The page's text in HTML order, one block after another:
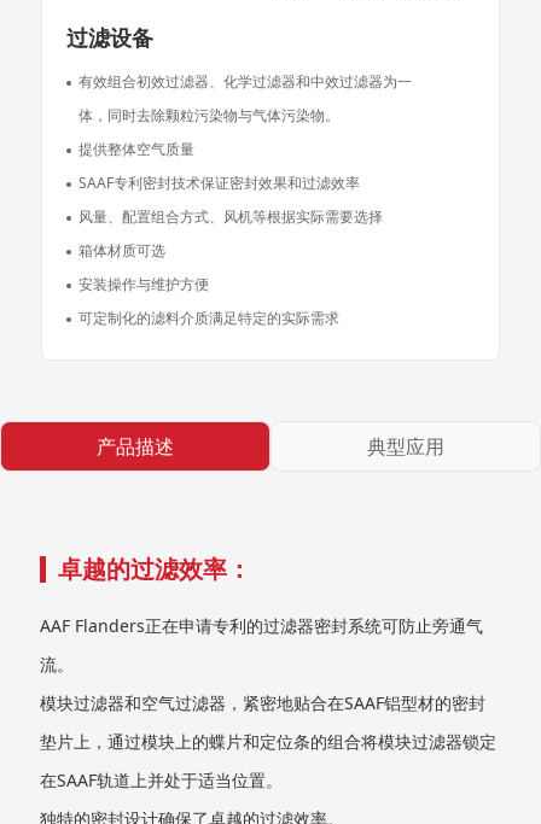
过滤设备
有效组合初效过滤器、化学过滤器和中效过滤器为一
体，同时去除颗粒污染物与气体污染物。
提供整体空气质量
SAAF专利密封技术保证密封效果和过滤效率
风量、配置组合方式、风机等根据实际需要选择
箱体材质可选
安装操作与维护方便
可定制化的滤料介质满足特定的实际需求
产品描述 典型应用
卓越的过滤效率：
AAF Flanders正在申请专利的过滤器密封系统可防止旁通气
流。
模块过滤器和空气过滤器，紧密地贴合在SAAF铝型材的密封
垫片上，通过模块上的蝶片和定位条的组合将模块过滤器锁定
在SAAF轨道上并处于适当位置。
独特的密封设计确保了卓越的过滤效率。